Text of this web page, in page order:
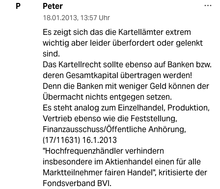
P Peter
18.01.2013, 13:57 Uhr
Es zeigt sich das die Kartellämter extrem
wichtig aber leider überfordert oder gelenkt
sind.
Das Kartellrecht sollte ebenso auf Banken bzw.
deren Gesamtkapital übertragen werden!
Denn die Banken mit weniger Geld können der
Übermacht nichts entgegen setzen.
Es steht analog zum Einzelhandel, Produktion,
Vertrieb ebenso wie die Feststellung,
Finanzausschuss/Öffentliche Anhörung,
(17/11631) 16.1.2013
"Hochfrequenzhändler verhindern
insbesondere im Aktienhandel einen für alle
Marktteilnehmer fairen Handel", kritisierte der
Fondsverband BVI.